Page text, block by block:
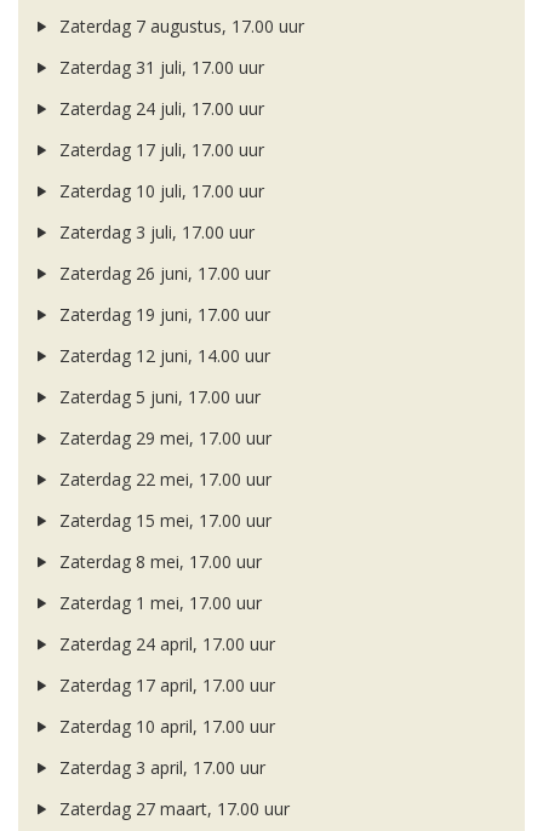
Zaterdag 7 augustus, 17.00 uur
Zaterdag 31 juli, 17.00 uur
Zaterdag 24 juli, 17.00 uur
Zaterdag 17 juli, 17.00 uur
Zaterdag 10 juli, 17.00 uur
Zaterdag 3 juli, 17.00 uur
Zaterdag 26 juni, 17.00 uur
Zaterdag 19 juni, 17.00 uur
Zaterdag 12 juni, 14.00 uur
Zaterdag 5 juni, 17.00 uur
Zaterdag 29 mei, 17.00 uur
Zaterdag 22 mei, 17.00 uur
Zaterdag 15 mei, 17.00 uur
Zaterdag 8 mei, 17.00 uur
Zaterdag 1 mei, 17.00 uur
Zaterdag 24 april, 17.00 uur
Zaterdag 17 april, 17.00 uur
Zaterdag 10 april, 17.00 uur
Zaterdag 3 april, 17.00 uur
Zaterdag 27 maart, 17.00 uur